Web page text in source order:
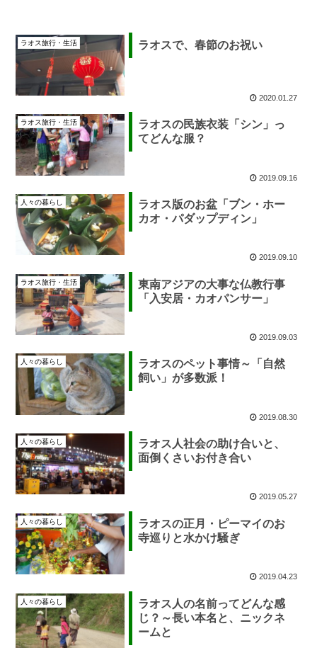
ラオス旅行・生活 ラオスで、春節のお祝い
2020.01.27
ラオス旅行・生活
ラオスの民族衣装「シン」っ
てどんな服？
2019.09.16
人々の暮らし
ラオス版のお盆「ブン・ホー
カオ・パダップディン」
2019.09.10
ラオス旅行・生活
東南アジアの大事な仏教行事
「入安居・カオパンサー」
2019.09.03
人々の暮らし
ラオスのペット事情～「自然
飼い」が多数派！
2019.08.30
人々の暮らし
ラオス人社会の助け合いと、
面倒くさいお付き合い
2019.05.27
人々の暮らし
ラオスの正月・ピーマイのお
寺巡りと水かけ騒ぎ
2019.04.23
人々の暮らし
ラオス人の名前ってどんな感
じ？～長い本名と、ニックネ
ームと